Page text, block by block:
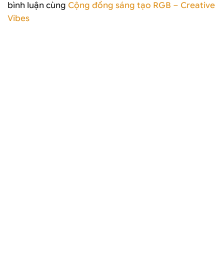
bình luận cùng Cộng đồng sáng tạo RGB – Creative
Vibes